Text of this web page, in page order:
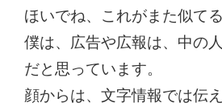
ほいでね、これがまた似てる
僕は、広告や広報は、中の
だと思っています。
顔からは、文字情報では伝